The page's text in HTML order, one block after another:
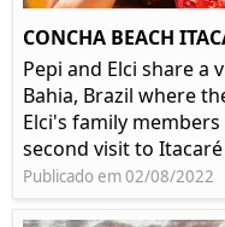
CONCHA BEACH
Pepi and Elci share a
Bahia, Brazil where
Elci's family
second visit to
Publicado em 02/08/2022